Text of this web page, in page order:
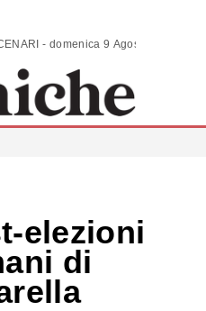
ANALISI | COMMENTI | SCENARI - domenica 9 Agosto 2026
elezioni
di